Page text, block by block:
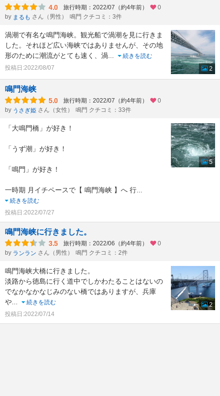
4.0 旅行時期：2022/07（約4年前）
0
by まるも さん（男性） 鳴門 クチコミ：3件
渦潮で有名な鳴門海峡。観光船で渦潮を見に行きま
した。それほど広い海峡ではありませんが、その地
形のために潮流がとても速く、渦...
続きを読む
投稿日:2022/08/07
2
鳴門海峡
5.0 旅行時期：2022/07（約4年前）
0
by うさぎ姫 さん（女性） 鳴門 クチコミ：33件
「大鳴門橋」が好き！
「うず潮」が好き！
「鳴門」が好き！
一時期 月イチペースで【 鳴門海峡 】へ 行...
続きを読む
投稿日:2022/07/27
5
鳴門海峡に行きました。
3.5 旅行時期：2022/06（約4年前）
0
by ランラン さん（男性） 鳴門 クチコミ：2件
鳴門海峡大橋に行きました。
淡路から徳島に行く道中でしかわたることはないの
でなかなかなじみのない橋ではありますが、兵庫
や...
続きを読む
投稿日:2022/07/14
2